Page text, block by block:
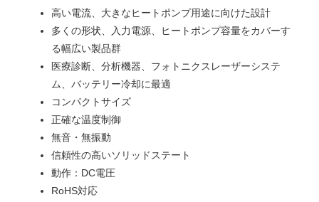
高い電流、大きなヒートポンプ用途に向けた設計
多くの形状、入力電源、ヒートポンプ容量をカバーす
る幅広い製品群
医療診断、分析機器、フォトニクスレーザーシステ
ム、バッテリー冷却に最適
コンパクトサイズ
正確な温度制御
無音・無振動
信頼性の高いソリッドステート
動作：DC電圧
RoHS対応